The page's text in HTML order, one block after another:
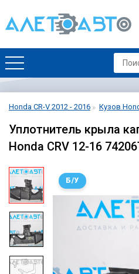
Honda CR-V 2012 - 2016 Кузов
Уплотнитель крыла
Honda CRV 12-16
Б/У